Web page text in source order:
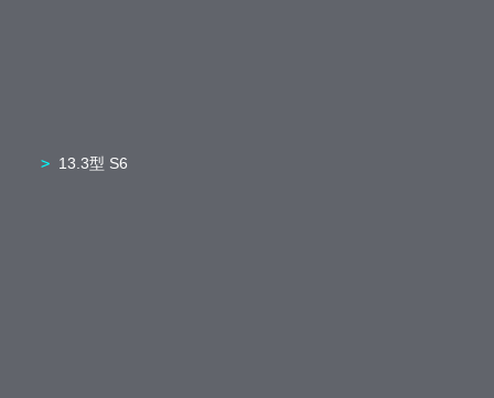
13.3型 S6